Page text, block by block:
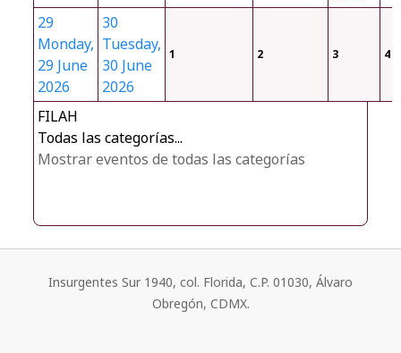
29
Monday,
29 June
2026
30
Tuesday,
30 June
2026
1 2 3 4
FILAH
Todas las categorías...
Mostrar eventos de todas las categorías
Insurgentes Sur 1940, col. Florida, C.P. 01030, Álvaro
Obregón, CDMX.